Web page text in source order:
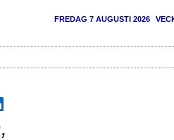
FREDAG 7 AUGUSTI 2026
,